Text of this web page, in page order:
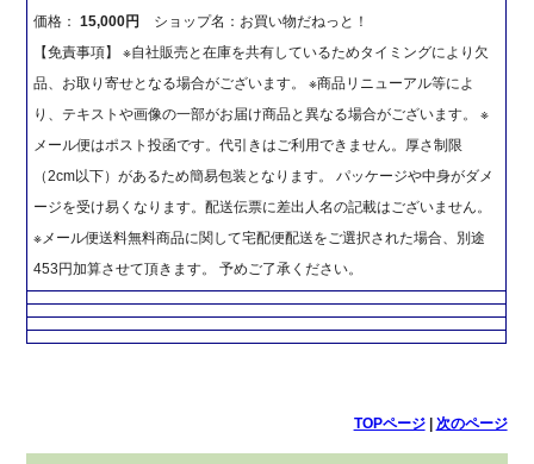
価格：15,000円
ショップ名：お買い物だねっと！
【免責事項】 ※自社販売と在庫を共有しているためタイミングにより欠
品、お取り寄せとなる場合がございます。 ※商品リニューアル等によ
り、テキストや画像の一部がお届け商品と異なる場合がございます。 ※
メール便はポスト投函です。代引きはご利用できません。厚さ制限
（2cm以下）があるため簡易包装となります。 パッケージや中身がダメ
ージを受け易くなります。配送伝票に差出人名の記載はございません。
※メール便送料無料商品に関して宅配便配送をご選択された場合、別途
453円加算させて頂きます。 予めご了承ください。
TOPページ| 次のページ